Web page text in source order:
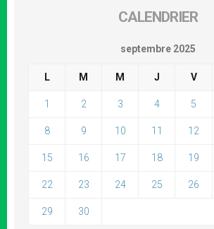
CALENDRIER
septembre 2025
L M M J V
1 2 3 4 5
8 9 10 11 12
15 16 17 18 19
22 23 24 25 26
29 30